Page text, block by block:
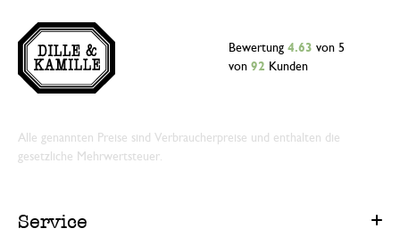
Bewertung 4.63 von 5
von 92 Kunden
Alle genannten Preise sind Verbraucherpreise und enthalten die
gesetzliche Mehrwertsteuer.
Service